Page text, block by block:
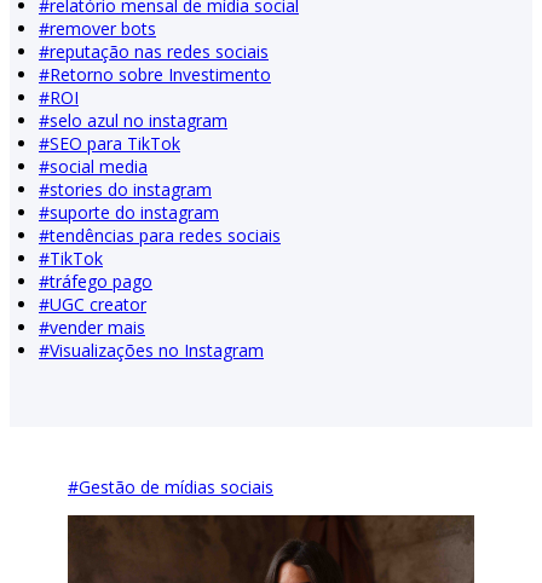
#relatório mensal de mídia social
#remover bots
#reputação nas redes sociais
#Retorno sobre Investimento
#ROI
#selo azul no instagram
#SEO para TikTok
#social media
#stories do instagram
#suporte do instagram
#tendências para redes sociais
#TikTok
#tráfego pago
#UGC creator
#vender mais
#Visualizações no Instagram
#Gestão de mídias sociais